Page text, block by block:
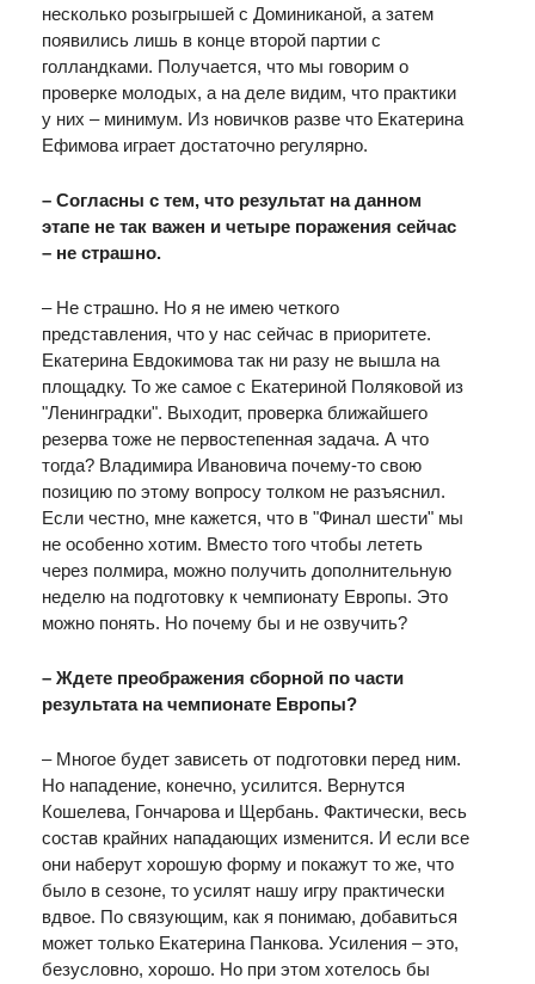
несколько розыгрышей с Доминиканой, а затем
появились лишь в конце второй партии с
голландками. Получается, что мы говорим о
проверке молодых, а на деле видим, что практики
у них – минимум. Из новичков разве что Екатерина
Ефимова играет достаточно регулярно.
– Согласны с тем, что результат на данном
этапе не так важен и четыре поражения сейчас
– не страшно.
– Не страшно. Но я не имею четкого
представления, что у нас сейчас в приоритете.
Екатерина Евдокимова так ни разу не вышла на
площадку. То же самое с Екатериной Поляковой из
"Ленинградки". Выходит, проверка ближайшего
резерва тоже не первостепенная задача. А что
тогда? Владимира Ивановича почему-то свою
позицию по этому вопросу толком не разъяснил.
Если честно, мне кажется, что в "Финал шести" мы
не особенно хотим. Вместо того чтобы лететь
через полмира, можно получить дополнительную
неделю на подготовку к чемпионату Европы. Это
можно понять. Но почему бы и не озвучить?
– Ждете преображения сборной по части
результата на чемпионате Европы?
– Многое будет зависеть от подготовки перед ним.
Но нападение, конечно, усилится. Вернутся
Кошелева, Гончарова и Щербань. Фактически, весь
состав крайних нападающих изменится. И если все
они наберут хорошую форму и покажут то же, что
было в сезоне, то усилят нашу игру практически
вдвое. По связующим, как я понимаю, добавиться
может только Екатерина Панкова. Усиления – это,
безусловно, хорошо. Но при этом хотелось бы